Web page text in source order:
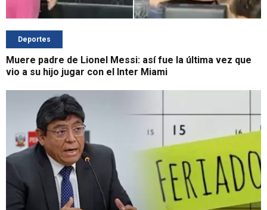
Deportes
Muere padre de Lionel Messi: así fue la última vez que
vio a su hijo jugar con el Inter Miami